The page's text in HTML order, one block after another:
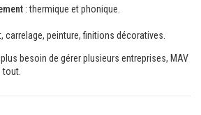
: thermique et phonique.
carrelage, peinture, finitions décoratives.
besoin de gérer plusieurs entreprises, MAV